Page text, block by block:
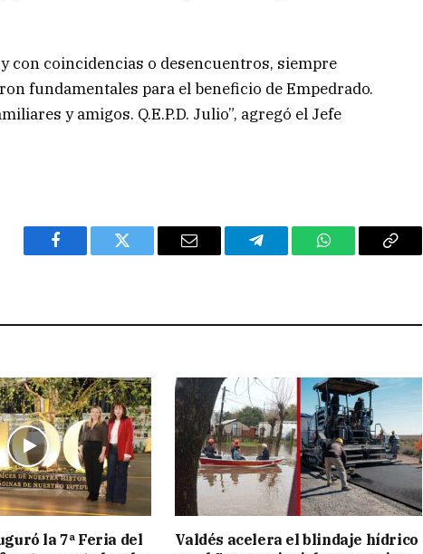
con coincidencias o desencuentros, siempre
fundamentales para el beneficio de Empedrado.
y amigos. Q.E.P.D. Julio”, agregó el Jefe
Facebook Twitter Email Telegram WhatsAppCopy
la 7ª Feria del
Valdés acelera el blindaje hídrico